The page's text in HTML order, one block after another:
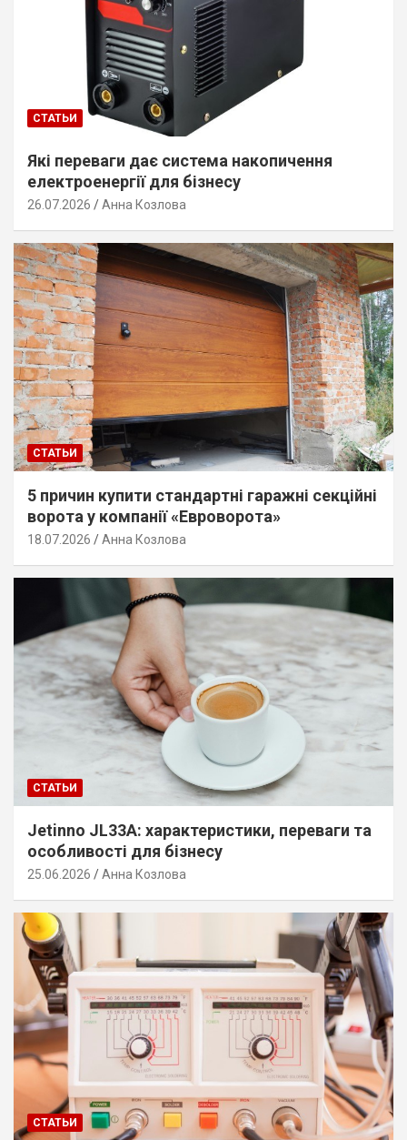
СТАТЬИ
Які переваги дає система накопичення
електроенергії для бізнесу
26.07.2026 Анна Козлова
СТАТЬИ
5 причин купити стандартні гаражні секційні
ворота у компанії «Евроворота»
18.07.2026 Анна Козлова
СТАТЬИ
Jetinno JL33A: характеристики, переваги та
особливості для бізнесу
25.06.2026 Анна Козлова
СТАТЬИ